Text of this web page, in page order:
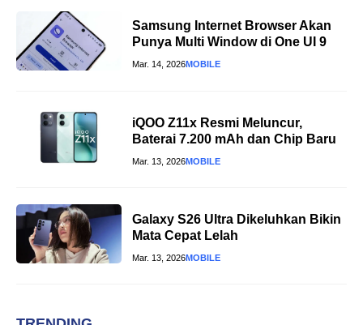
Samsung Internet Browser Akan
Punya Multi Window di One UI 9
Mar. 14, 2026MOBILE
iQOO Z11x Resmi Meluncur,
Baterai 7.200 mAh dan Chip Baru
Mar. 13, 2026MOBILE
Galaxy S26 Ultra Dikeluhkan Bikin
Mata Cepat Lelah
Mar. 13, 2026MOBILE